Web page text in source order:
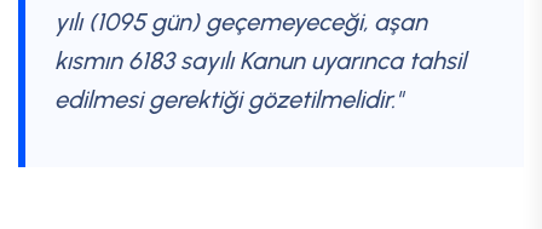
yılı (1095 gün) geçemeyeceği, aşan
kısmın 6183 sayılı Kanun uyarınca tahsil
edilmesi gerektiği gözetilmelidir."